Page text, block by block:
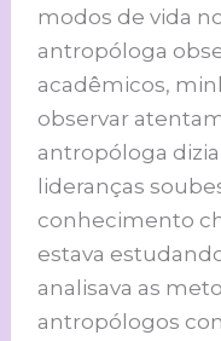
modos de vida
antropóloga
acadêmicos,
observar
antropóloga
lideranças
conhecimento
estava
analisava as
antropólogos